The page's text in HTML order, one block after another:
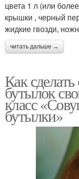
цвета 1 л (или
крышки , черный
жидкие гвозди,
читать дальше →
Как
бутылок
класс
бутылки»